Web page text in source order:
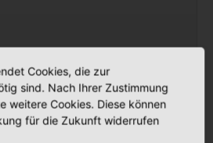
Cookies, die zur
sind. Nach Ihrer Zustimmung
weitere Cookies. Diese können
für die Zukunft widerrufen